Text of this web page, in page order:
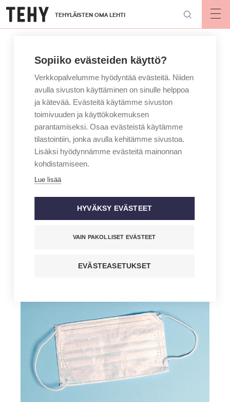
Hyppää
pääsisältöön
TEHYLÄISTEN OMA LEHTI
KIRJOITTAJA
MAINIO – JAN HOLMBERG
vaihtoehtoja ei ole
Sopiiko evästeiden käyttö?
Verkkopalvelumme hyödyntää evästeitä. Niiden
avulla sivuston käyttäminen on sinulle helppoa
ja kätevää. Evästeitä käytämme sivuston
toimivuuden ja käyttökokemuksen
parantamiseksi. Osaa evästeistä käytämme
tilastointiin, jonka avulla kehitämme sivustoa.
Lisäksi hyödynnämme evästeitä mainonnan
kohdistamiseen.
Lue lisää
HYVÄKSY EVÄSTEET
VAIN PAKOLLISET EVÄSTEET
EVÄSTEASETUKSET